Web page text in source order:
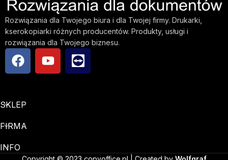
Rozwiązania dla Twojego biura i dla Twojej firmy. Drukarki,
kserokopiarki różnych producentów. Produkty, usługi i
rozwiązania dla Twojego biznesu.
SKLEP
FIRMA
INFO